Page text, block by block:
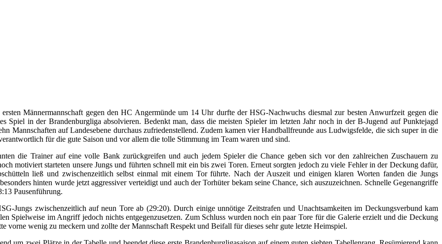
Männermannschaft gegen den HC Angermünde um 14 Uhr durfte der HSG-Nachwuchs diesmal zur besten Anwurfzeit gegen die
Spiel in der Brandenburgliga absolvieren. Bedenkt man, dass die meisten Spieler im letzten Jahr noch in der B-Jugend auf Punktejagd
Mannschaften auf Landesebene durchaus zufriedenstellend. Zudem kamen vier Handballfreunde aus Ludwigsfelde, die sich super in die
für die gute Saison und vor allem die tolle Stimmung im Team waren und sind.
die Trainer auf eine volle Bank zurückgreifen und auch jedem Spieler die Chance geben sich vor den zahlreichen Zuschauern zu
motiviert starteten unsere Jungs und führten schnell mit ein bis zwei Toren. Erneut sorgten jedoch zu viele Fehler in der Deckung dafür,
ließ und zwischenzeitlich selbst einmal mit einem Tor führte. Nach der Auszeit und einigen klaren Worten fanden die Jungs
hinten wurde jetzt aggressiver verteidigt und auch der Torhüter bekam seine Chance, sich auszuzeichnen. Schnelle Gegenangriffe
Pausenführung.
Jungs zwischenzeitlich auf neun Tore ab (29:20). Durch einige unnötige Zeitstrafen und Unachtsamkeiten im Deckungsverbund kam
Spielweise im Angriff jedoch nichts entgegenzusetzen. Zum Schluss wurden noch ein paar Tore für die Galerie erzielt und die Deckung
vorne wenig zu meckern und zollte der Mannschaft Respekt und Beifall für dieses sehr gute letzte Heimspiel.